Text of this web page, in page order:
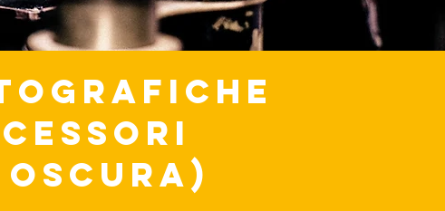
oscura)